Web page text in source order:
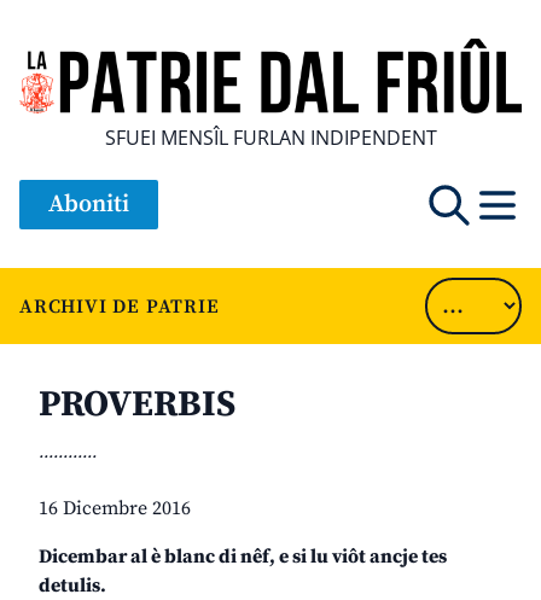
SFUEI MENSÎL FURLAN INDIPENDENT
Aboniti
ARCHIVI DE PATRIE
PROVERBIS
............
16 Dicembre 2016
Dicembar al è blanc di nêf, e si lu viôt ancje tes
detulis.